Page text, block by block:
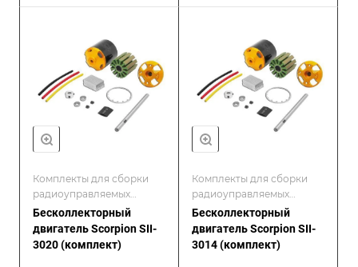
Комплекты для сборки
радиоуправляемых
моделей/Scorpion
Бесколлекторный
двигатель Scorpion SII-
3020 (комплект)
Комплекты для сборки
радиоуправляемых
моделей/Scorpion
Бесколлекторный
двигатель Scorpion SII-
3014 (комплект)